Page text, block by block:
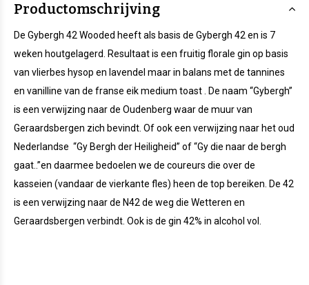
Productomschrijving
De Gybergh 42 Wooded heeft als basis de Gybergh 42 en is 7
weken houtgelagerd. Resultaat is een fruitig florale gin op basis
van vlierbes hysop en lavendel maar in balans met de tannines
en vanilline van de franse eik medium toast . De naam “Gybergh”
is een verwijzing naar de Oudenberg waar de muur van
Geraardsbergen zich bevindt. Of ook een verwijzing naar het oud
Nederlandse “Gy Bergh der Heiligheid” of “Gy die naar de bergh
gaat..”en daarmee bedoelen we de coureurs die over de
kasseien (vandaar de vierkante fles) heen de top bereiken. De 42
is een verwijzing naar de N42 de weg die Wetteren en
Geraardsbergen verbindt. Ook is de gin 42% in alcohol vol.